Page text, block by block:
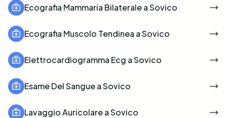
Ecografia Mammaria Bilaterale a Sovico
Ecografia Muscolo Tendinea a Sovico
Elettrocardiogramma Ecg a Sovico
Esame Del Sangue a Sovico
Lavaggio Auricolare a Sovico